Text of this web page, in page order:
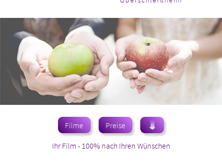
Filme Preise
Ihr Film - 100% nach Ihren Wünschen